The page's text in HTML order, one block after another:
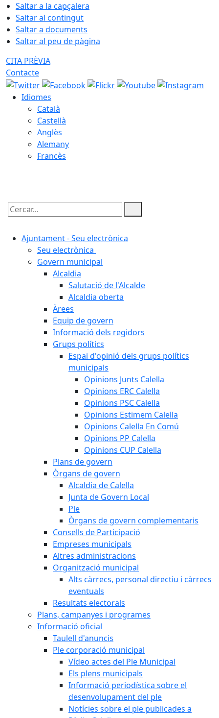
Saltar a la capçalera
Saltar al contingut
Saltar a documents
Saltar al peu de pàgina
CITA PRÈVIA
Contacte
Idiomes
Català
Castellà
Anglès
Alemany
Francès
Cercar:
Ajuntament - Seu electrònica
Seu electrònica
Govern municipal
Alcaldia
Salutació de l'Alcalde
Alcaldia oberta
Àrees
Equip de govern
Informació dels regidors
Grups polítics
Espai d'opinió dels grups polítics
municipals
Opinions Junts Calella
Opinions ERC Calella
Opinions PSC Calella
Opinions Estimem Calella
Opinions Calella En Comú
Opinions PP Calella
Opinions CUP Calella
Plans de govern
Òrgans de govern
Alcaldia de Calella
Junta de Govern Local
Ple
Òrgans de govern complementaris
Consells de Participació
Empreses municipals
Altres administracions
Organització municipal
Alts càrrecs, personal directiu i càrrecs
eventuals
Resultats electorals
Plans, campanyes i programes
Informació oficial
Taulell d'anuncis
Ple corporació municipal
Vídeo actes del Ple Municipal
Els plens municipals
Informació periodística sobre el
desenvolupament del ple
Notícies sobre el ple publicades a